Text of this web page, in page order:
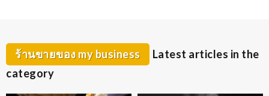
ร้านขายของ my business
Latest articles in the
category